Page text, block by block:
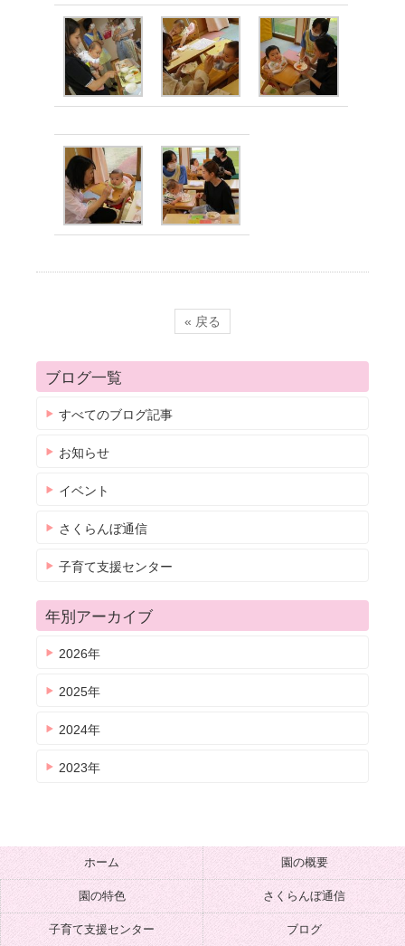
« 戻る
ブログ一覧
すべてのブログ記事
お知らせ
イベント
さくらんぼ通信
子育て支援センター
年別アーカイブ
2026年
2025年
2024年
2023年
ホーム 園の概要
園の特色 さくらんぼ通信
子育て支援センター ブログ